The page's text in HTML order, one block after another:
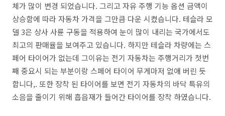
체가 많이 변경 되었습니다. 그리고 자유 주행 기능 옵션 금액이
상승함에 따라 자동차 가격을 그만큼 다운 시켰습니다. 테슬라 모
델 3은 상사 사륜 구동을 적용하여 눈이 많이 내리는 국가에서도
최고의 판매율을 보여주고 있습니다. 하지만 테슬라 차량에는 스
페어 타이어가 없는데 그이유는 전기 자동차는 주행거리가 첫번
째 중요시 되는 부분이랑 스페어 타이어 무게마저 없애 버린 듯
합니다,. 또한 장착 된 타이어를 보면 전기 자동차의 바닥 특유의
소음을 줄이기 위해 흡읍재가 들어간 타이어를 장착 하였습니다.